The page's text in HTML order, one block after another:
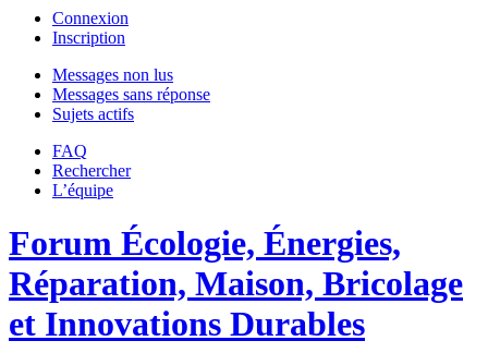
Connexion
Inscription
Messages non lus
Messages sans réponse
Sujets actifs
FAQ
Rechercher
L’équipe
Forum Écologie, Énergies,
Réparation, Maison, Bricolage
et Innovations Durables